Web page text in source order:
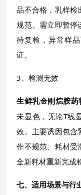
品不合格，乳样检
规范。需立即暂停
待复检，异常样
证。
3、检测无效
生鲜乳金刚烷胺
未显色，无论T线
效。主要诱因包含
作不规范、耗材受
全新耗材重新完成
七、适用场景与行